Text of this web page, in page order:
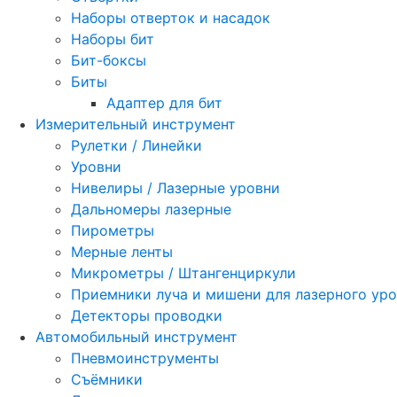
Наборы отверток и насадок
Наборы бит
Бит-боксы
Биты
Адаптер для бит
Измерительный инструмент
Рулетки / Линейки
Уровни
Нивелиры / Лазерные уровни
Дальномеры лазерные
Пирометры
Мерные ленты
Микрометры / Штангенциркули
Приемники луча и мишени для лазерного
Детекторы проводки
Автомобильный инструмент
Пневмоинструменты
Съёмники